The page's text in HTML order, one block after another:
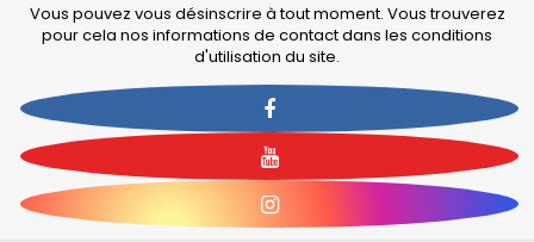
Vous pouvez vous désinscrire à tout moment. Vous trouverez
pour cela nos informations de contact dans les conditions
d'utilisation du site.
Facebook
YouTube
Instagram